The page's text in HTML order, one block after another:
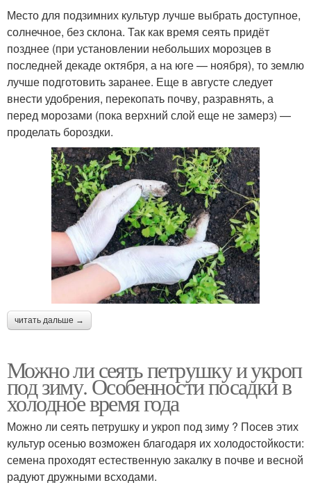
Место для подзимних культур лучше выбрать доступное,
солнечное, без склона. Так как время сеять придёт
позднее (при установлении небольших морозцев в
последней декаде октября, а на юге — ноября), то землю
лучше подготовить заранее. Еще в августе следует
внести удобрения, перекопать почву, разравнять, а
перед морозами (пока верхний слой еще не замерз) —
проделать бороздки.
читать дальше →
Можно ли сеять петрушку и укроп
под зиму. Особенности посадки в
холодное время года
Можно ли сеять петрушку и укроп под зиму ? Посев этих
культур осенью возможен благодаря их холодостойкости:
семена проходят естественную закалку в почве и весной
радуют дружными всходами.